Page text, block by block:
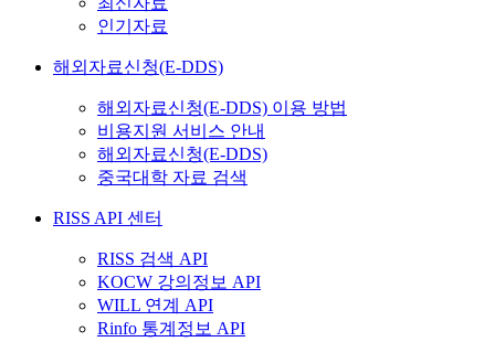
인기자료
해외자료신청(E-DDS)
해외자료신청(E-DDS) 이용 방법
비용지원 서비스 안내
해외자료신청(E-DDS)
중국대학 자료 검색
RISS API 센터
RISS 검색 API
KOCW 강의정보 API
WILL 연계 API
Rinfo 통계정보 API